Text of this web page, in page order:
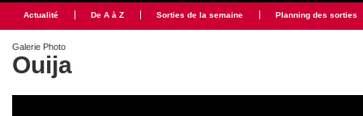
Actualité De A à Z Sorties de la semaine Planning des sorties
Galerie Photo
Ouija